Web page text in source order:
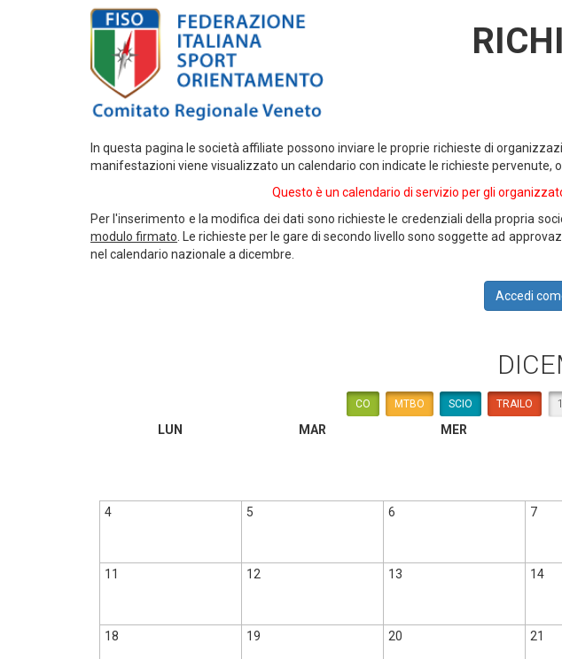
In questa pagina le società affiliate possono inviare le proprie richieste di
manifestazioni viene visualizzato un calendario con indicate le richieste
Questo è un calendario di servizio per gli
Per l'inserimento e la modifica dei dati sono richieste le credenziali della propria
modulo firmato. Le richieste per le gare di secondo livello sono soggette ad
nel calendario nazionale a dicembre.
Accedi
CO MTBO SCIO TRAILO
LUN MAR MER
4 5 6 7
11 12 13 14
18 19 20 21